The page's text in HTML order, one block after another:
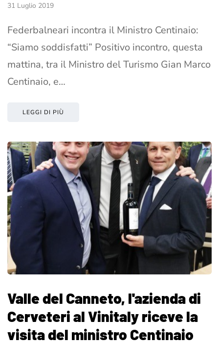
31 Luglio 2019
Federbalneari incontra il Ministro Centinaio:
“Siamo soddisfatti” Positivo incontro, questa
mattina, tra il Ministro del Turismo Gian Marco
Centinaio, e…
LEGGI DI PIÙ
Valle del Canneto, l'azienda di
Cerveteri al Vinitaly riceve la
visita del ministro Centinaio